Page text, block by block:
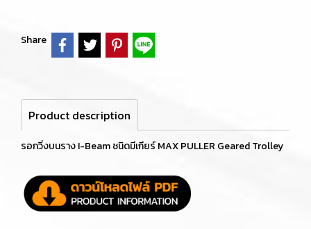
Share
Product description
รอกวิ่งบนราง I-Beam ชนิดมีเกียร์ MAX PULLER Geared Trolley